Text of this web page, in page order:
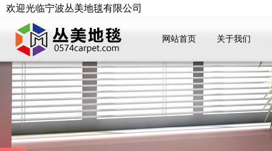
欢迎光临宁波丛美地毯有限公司
网站首页 关于我们